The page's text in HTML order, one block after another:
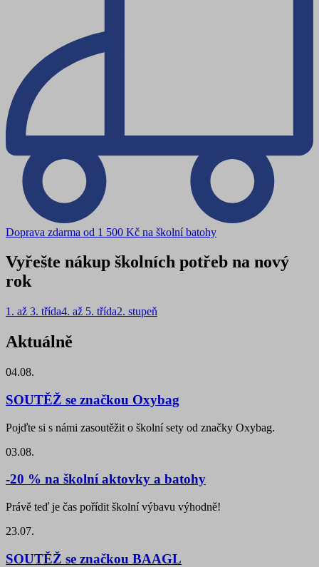
Doprava zdarma od 1 500 Kč na školní batohy
Vyřešte nákup školních potřeb na nový
rok
1. až 3. třída4. až 5. třída2. stupeň
Aktuálně
04.08.
SOUTĚŽ se značkou Oxybag
Pojďte si s námi zasoutěžit o školní sety od značky Oxybag.
03.08.
-20 % na školní aktovky a batohy
Právě teď je čas pořídit školní výbavu výhodně!
23.07.
SOUTĚŽ se značkou BAAGL